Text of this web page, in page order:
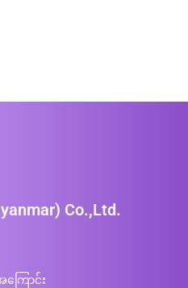
Co.,Ltd.
ကြောင်း